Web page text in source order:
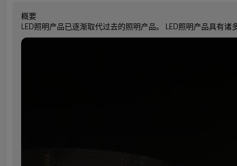
概要
LED照明产品已逐渐取代过去的照明产品。 LED照明产品具有